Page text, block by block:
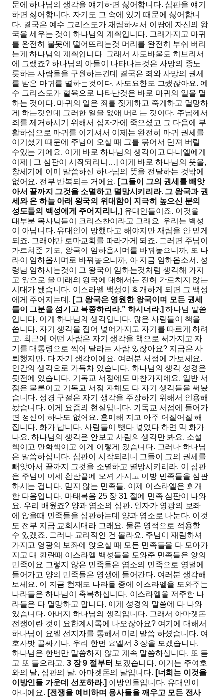
문에 하나님의 생각을 얘기하면 싫어합니다. 심판을 얘기
하면 싫어합니다. 자기도 그 속에 있기 때문에 싫어합니
다. 결국은 예수 그리스도가 재림하셔서 이땅에 자신의 왕
국을 세우는 것이 하나님의 계획입니다. 그래가지고 마귀
를 완전히 불못에 떨어뜨리는것 머리를 완전히 부숴 버리
는게 하나님의 계획입니다. 그래서 사도바울도 히브리서
에 그랬죠? 하나님의 아들이 나타나는것은 사망의 종노
릇하는 사람들을 구원하는건데 결국은 죄와 사망의 권세
를 받은 마귀를 멸하는것이다. 사도요한도 그랬잖아요. 예
수 그리스도가 혈육으로 나타난것은 바로 마귀의 일을 멸
하는 것이다. 마귀의 일은 죄를 짓게하고 죽게하고 멸망하
게 하는것인데 그러한 일을 없애 버리는 것이다. 주님께서
죄를 제거하시기 위해서 십자가에 죽으셨고 그 다음에 부
활하심으로 마귀를 이기셔서 이제는 완전히 마귀 권세를
이기셨기 때문에 주님이 오실 때 그를 묶어서 던져 버릴
수있는 거에요. 이게 바로 하나님의 생각이고 다니엘에게
이제 [ 그 심판이 시작되리니…] 이게 바로 하나님의 뜻을,
창세기에 이미 말씀하신 하나님의 뜻을 전달하는 것밖에
없어요. 전부 반복되는 거에요. [그들이 그의 권세를 빼앗
아서 끝까지 그것을 소멸하고 멸망시키리라. 그 왕국과 권
세와 온 하늘 아래 왕국의 위대함이 지극히 높으신 분의
성도들의 백성에게 주어지리니 ,] 유대인들이죠. 이것을
대부분 목사님들이 크리스찬이라고 그래요. 우리는 백성
이 아닙니다. 유대인이 망했다고 해야지만 재림을 안 믿게
되죠. 그래야만 로마교회를 따라가게 되죠. 그러면 주님이
가르쳐준 기도, 왕국이 임하옵시며를 바꿔놓으니까, 또 나
라이 임하옵시며로 바꿔놓으니까, 아 지금 임하옵소서. 성
령님 임하시는것이 그 왕국이 임하는것처럼 생각해 가지
고 앞으로 올 미래의 왕국에 대해서는 전혀 가르치지 않는
시대가 됐습니다. 이스라엘 백성이 회개하게 되면 그 백성
에게 주어지는데. [그 왕국은 영원한 왕국이며 모든 권세
들이 그분을 섬기고 복종하리라.” 하시더라.] 하나님 말씀
입니다. 이게 하나님의 생각입니다. 많은 사람들이 책을
씁니다. 자기 생각을 집어 넣어가지고 자기를 따르게 하려
고. 최근에 어떤 사람은 자기 생각을 책으로 써가지고 자
기를 대통령으로 찍어 달라는 사람 있잖아요? 지금은 사
퇴했지만. 다 자기 생각이에요. 여러분 서점에 가보세요.
인간의 생각으로 가득차 있습니다. 하나님의 생각 성경은
뒷전에 있습니다. 기독교 서점에도 마찬가지에요. 일반 서
점은 물론이고 기독교 서점 자체도 다 자기 생각들을 써놨
습니다. 성경 구절은 자기 생각을 주장하기 위해서 인용해
놨습니다. 이게 요즘의 현실입니다. 기독교 서점에 들어가
면 정신이 하나도 없어요. 혼미해 지고 아주 어질어질 해
집니다. 화가 납니다. 사람들이 뺏다 넣었다 하면 막 화가
나요. 하나님의 생각은 안보고 사람의 생각만 봐요. 소설
책이고 만화책이고 이게 이렇게 됐습니다. 그러나 하나님
은 말씀하십니다. 심판이 시작되리니 그들이 그의 권세를
빼앗아서 끝까지 그것을 소멸하고 멸망시키리라. 이 심판
은 주님이 이제 환란끝에 오셔 가지고 이방 민족들을 심판
하시는 겁니다. 믿지 않는 민족들. 이제 이스라엘은 회개
한 다음입니다. 마태복음 25 장 31 절에 민족 심판이 나와
요. 우리 배웠죠? 양과 염소의 심판. 인자가 영광의 보좌
에 앉을때 민족들을 심판하는데 양과 염소로 나눈다. 이것
도 전부 지금 교회시대라 그래요. 물론 영적으로 적용할
수 있겠죠. 그러나 교리적인 건 몰라요. 주님이 재림하셔
가지고 영광의 보좌에 앉으실 때 모든 민족들을 다 모아가
지고 대 환란때 이스라엘 백성들을 도와준 민족들은 양의
민족이요 그렇지 않은 민족들은 염소의 민족으로 영벌에
들어가고 양의 민족들은 영생에 들어간다. 여러분 생각해
보세요. 이 지금 현재도 나라들 중에 이스라엘을 도와주는
나라들은 하나님이 축복하십니다. 이스라엘을 저주한 나
라들은 다 멸망하고 맙니다. 이게 성경의 말씀에 다 나와
있습니다. 아버지 하나님의 생각입니다. 그래서 아마겟돈
전쟁이란 것이 요한계시록에 나오잖아요? 여기에 대해서
하나님이 요엘 선지자를 통해서 미리 말씀 하셨습니다. 여
호사밧 골짜기다. 우리 한번 요엘서 3 장을 보겠습니다.
하나님은 한번만 말씀하지 않고 계속 말씀하십니다. 또 듣
고 또 들으라고. 3 장9 절부터 보겠습니다. 이거는 주여호
와의 날, 심판의 날, 아마겟돈의 날입니다. [너희는 이것을
이방인들 가운데 선포하라.] 이방인들입니다. 유대인이
아니에요. [전쟁을 예비하며 용사들을 깨우고 모든 전사